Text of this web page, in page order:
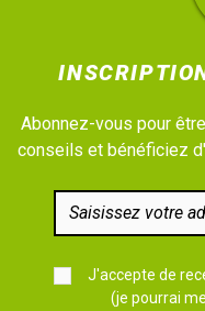
Abonnez-vous pour
conseils et bénéficiez
J'accepte de
(je pourrai